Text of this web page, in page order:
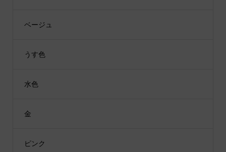
ベージュ
うす色
水色
金
ピンク